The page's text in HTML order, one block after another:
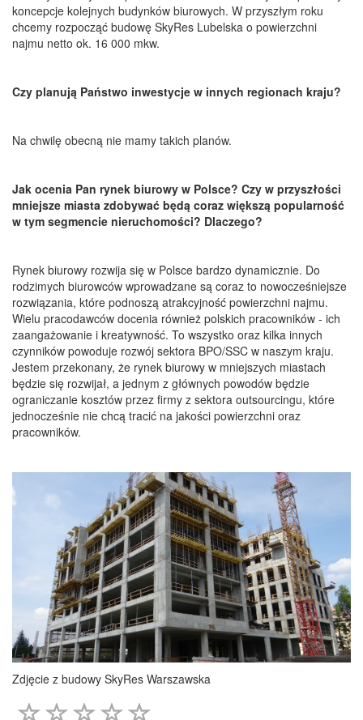
koncepcje kolejnych budynków biurowych. W przyszłym roku
chcemy rozpocząć budowę SkyRes Lubelska o powierzchni
najmu netto ok. 16 000 mkw.
Czy planują Państwo inwestycje w innych regionach kraju?
Na chwilę obecną nie mamy takich planów.
Jak ocenia Pan rynek biurowy w Polsce? Czy w przyszłości
mniejsze miasta zdobywać będą coraz większą popularność
w tym segmencie nieruchomości? Dlaczego?
Rynek biurowy rozwija się w Polsce bardzo dynamicznie. Do
rodzimych biurowców wprowadzane są coraz to nowocześniejsze
rozwiązania, które podnoszą atrakcyjność powierzchni najmu.
Wielu pracodawców docenia również polskich pracowników - ich
zaangażowanie i kreatywność. To wszystko oraz kilka innych
czynników powoduje rozwój sektora BPO/SSC w naszym kraju.
Jestem przekonany, że rynek biurowy w mniejszych miastach
będzie się rozwijał, a jednym z głównych powodów będzie
ograniczanie kosztów przez firmy z sektora outsourcingu, które
jednocześnie nie chcą tracić na jakości powierzchni oraz
pracowników.
Zdjęcie z budowy SkyRes Warszawska